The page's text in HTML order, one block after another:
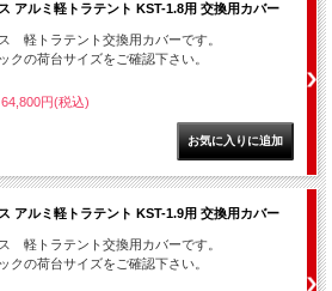
アルミ軽トラテント KST-1.8用 交換用カバー
軽トラテント交換用カバーです。
クの荷台サイズをご確認下さい。
円(税込)
アルミ軽トラテント KST-1.9用 交換用カバー
軽トラテント交換用カバーです。
クの荷台サイズをご確認下さい。